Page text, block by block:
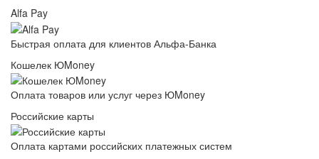
Alfa Pay
Быстрая оплата для клиентов Альфа-Банка
Кошелек ЮMoney
Оплата товаров или услуг через ЮMoney
Российские карты
Оплата картами российских платежных систем